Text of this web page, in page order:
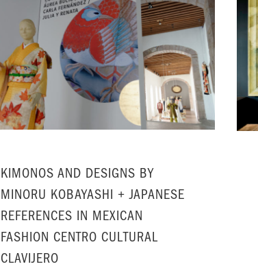
KIMONOS AND DESIGNS BY
MINORU KOBAYASHI + JAPANESE
REFERENCES IN MEXICAN
FASHION CENTRO CULTURAL
CLAVIJERO